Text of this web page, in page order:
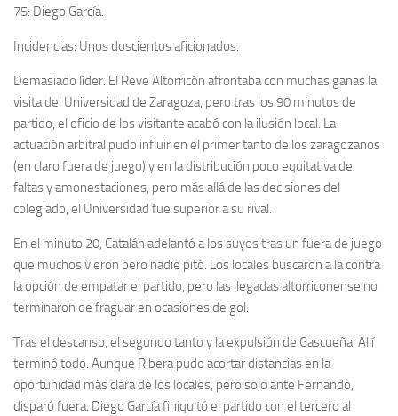
75: Diego García.
Incidencias: Unos doscientos aficionados.
Demasiado líder. El Reve Altorricón afrontaba con muchas ganas la
visita del Universidad de Zaragoza, pero tras los 90 minutos de
partido, el oficio de los visitante acabó con la ilusión local. La
actuación arbitral pudo influir en el primer tanto de los zaragozanos
(en claro fuera de juego) y en la distribución poco equitativa de
faltas y amonestaciones, pero más allá de las decisiones del
colegiado, el Universidad fue superior a su rival.
En el minuto 20, Catalán adelantó a los suyos tras un fuera de juego
que muchos vieron pero nadie pitó. Los locales buscaron a la contra
la opción de empatar el partido, pero las llegadas altorriconense no
terminaron de fraguar en ocasiones de gol.
Tras el descanso, el segundo tanto y la expulsión de Gascueña. Allí
terminó todo. Aunque Ribera pudo acortar distancias en la
oportunidad más clara de los locales, pero solo ante Fernando,
disparó fuera. Diego García finiquitó el partido con el tercero al